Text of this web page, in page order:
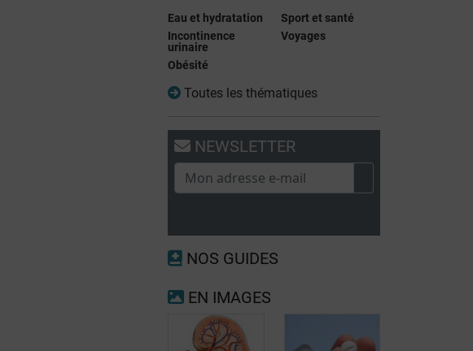
Eau et hydratation
Incontinence
urinaire
Obésité
Sport et santé
Voyages
Toutes les thématiques
NEWSLETTER
NOS GUIDES
EN IMAGES